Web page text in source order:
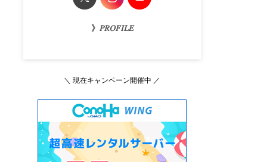
》𝑃𝑅𝑂𝐹𝐼𝐿𝐸
＼ 現在キャンペーン開催中 ／